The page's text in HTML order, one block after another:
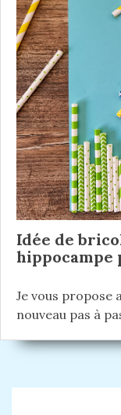
Idée de
hippocampe
Je vous propose
nouveau pas à